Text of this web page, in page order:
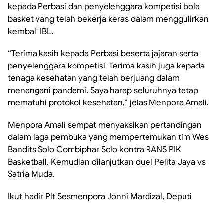
kepada Perbasi dan penyelenggara kompetisi bola
basket yang telah bekerja keras dalam menggulirkan
kembali IBL.
“Terima kasih kepada Perbasi beserta jajaran serta
penyelenggara kompetisi. Terima kasih juga kepada
tenaga kesehatan yang telah berjuang dalam
menangani pandemi. Saya harap seluruhnya tetap
mematuhi protokol kesehatan,” jelas Menpora Amali.
Menpora Amali sempat menyaksikan pertandingan
dalam laga pembuka yang mempertemukan tim Wes
Bandits Solo Combiphar Solo kontra RANS PIK
Basketball. Kemudian dilanjutkan duel Pelita Jaya vs
Satria Muda.
Ikut hadir Plt Sesmenpora Jonni Mardizal, Deputi